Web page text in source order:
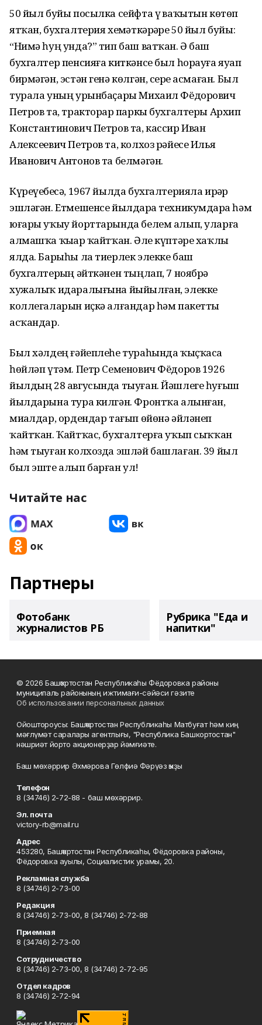
50 йыл буйы посылка сейфта үҙ ваҡытын көтөп
ятҡан, бухгалтерия хеҙмәткәрҙәре 50 йыл буйы:
“Нимә һуң унда?” тип баш ватҡан. Ә баш
бухгалтер пенсияға киткәнсе был һорауға яуап
бирмәгән, эстән генә көлгән, серҙе асмаған. Был
турала уның урынбаҫары Михаил Фёдорович
Петров та, тракторҙар паркы бухгалтеры Архип
Константинович Петров та, кассир Иван
Алексеевич Петров та, колхоз рәйесе Илья
Иванович Антонов та белмәгән.
Күреүебеҙсә, 1967 йылда бухгалтерияла ирҙәр
эшләгән. Етмешенсе йылдарҙа техникумдарҙа һәм
юғары уҡыу йорттарында белем алып, уларға
алмашҡа ҡыҙҙар ҡайтҡан. Әле күптәре хаҡлы
ялда. Барыһы ла тиерлек элекке баш
бухгалтерҙың әйткәнен тыңлап, 7 ноябрҙә
хужалыҡ идаралығына йыйылған, элекке
коллегаларын иҫкә алғандар һәм пакетты
асҡандар.
Был хәлдең ғәйеплеһе тураһында ҡыҫҡаса
һөйләп үтәм. Петр Семенович Фёдоров 1926
йылдың 28 авгусында тыуған. Йәшлеге һуғыш
йылдарына тура килгән. Фронтҡа алынған,
миҙалдар, ордендар тағып өйөнә әйләнеп
ҡайтҡан. Ҡайтҡас, бухгалтерға уҡып сыҡҡан
һәм тыуған колхозда эшләй башлаған. 39 йыл
был эште алып барған ул!
Читайте нас
Партнеры
Фотобанк
журналистов РБ
Рубрика "Еда и
напитки"
© 2026 Башҡортостан Республикаһы Фёдоровка районы
муниципаль районының ижтимағи-сәйәси гәзите
Об использовании персональных данных
Ойоштороусы: Башҡортостан Республикаһы Матбуғат һәм киң
мәғлүмәт саралары агентлығы, "Республика Башкортостан"
нәшриәт йорто акционерҙар йәмғиәте.
Баш мөхәррир Әхмәрова Гөлфиә Фәрүәз ҡыҙы
Телефон
8 (34746) 2-72-88 - баш мөхәррир.
Эл. почта
victory-rb@mail.ru
Адрес
453280, Башҡортостан Республикаһы, Фёдоровка районы,
Фёдоровка ауылы, Социалистик урамы, 20.
Рекламная служба
8 (34746) 2-73-00
Редакция
8 (34746) 2-73-00, 8 (34746) 2-72-88
Приемная
8 (34746) 2-73-00
Сотрудничество
8 (34746) 2-73-00, 8 (34746) 2-72-95
Отдел кадров
8 (34746) 2-72-94